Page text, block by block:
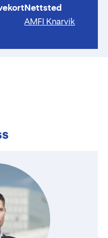
Nettsted
AMFI Knarvik